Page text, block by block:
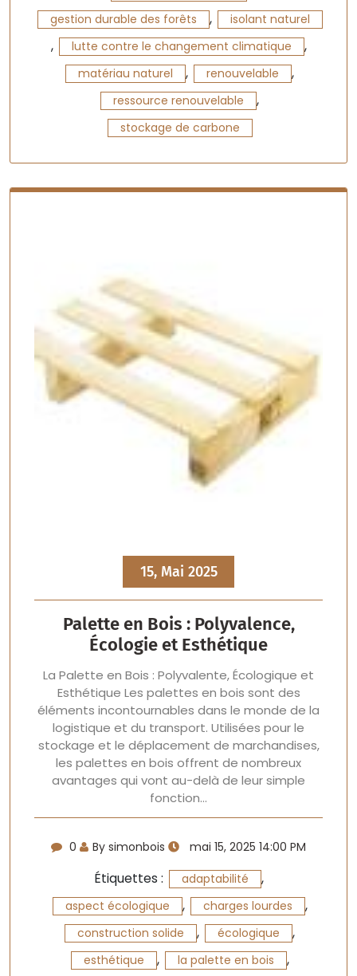
gestion durable des forêts , isolant naturel
, lutte contre le changement climatique ,
matériau naturel , renouvelable ,
ressource renouvelable ,
stockage de carbone
15, Mai 2025
Palette en Bois : Polyvalence,
Écologie et Esthétique
La Palette en Bois : Polyvalente, Écologique et
Esthétique Les palettes en bois sont des
éléments incontournables dans le monde de la
logistique et du transport. Utilisées pour le
stockage et le déplacement de marchandises,
les palettes en bois offrent de nombreux
avantages qui vont au-delà de leur simple
fonction…
0 By simonbois mai 15, 2025 14:00 PM
Étiquettes : adaptabilité ,
aspect écologique , charges lourdes ,
construction solide , écologique ,
esthétique , la palette en bois ,